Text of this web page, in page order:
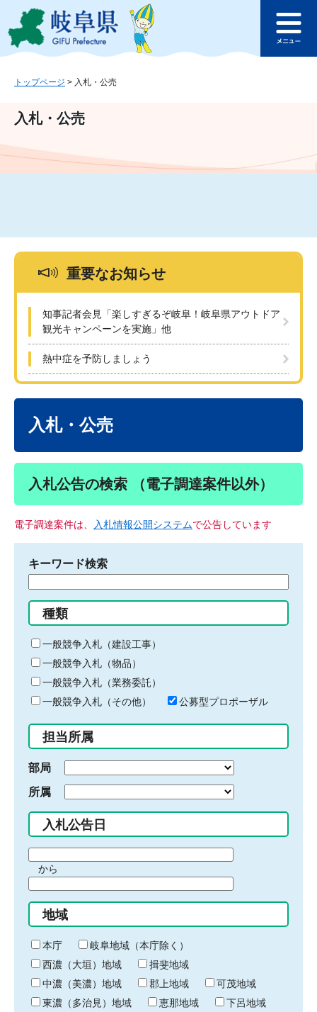
ジ
ュ
文
このページの本文へ
ュ
トップページ > 入札・公売
入札・公売
重要なお知らせ
知事記者会見「楽しすぎるぞ岐阜！岐阜県アウトドア
観光キャンペーンを実施」他
熱中症を予防しましょう
入札・公売
入札公告の検索 （電子調達案件以外）
電子調達案件は、 入札情報公開システムで公告しています
キーワード検索
る
キ
ー
ワ
ー
ド
入
力
種類
一般競争入札（建設工事）
一般競争入札（物品）
一般競争入札（業務委託）
一般競争入札（その他）
公募型プロポーザル
担当所属
部局
所属
入札公告日
間
始
り
から
間
終
わ
り
地域
本庁
岐阜地域（本庁除く）
西濃（大垣）地域
揖斐地域
中濃（美濃）地域
郡上地域
可茂地域
東濃（多治見）地域
恵那地域
下呂地域